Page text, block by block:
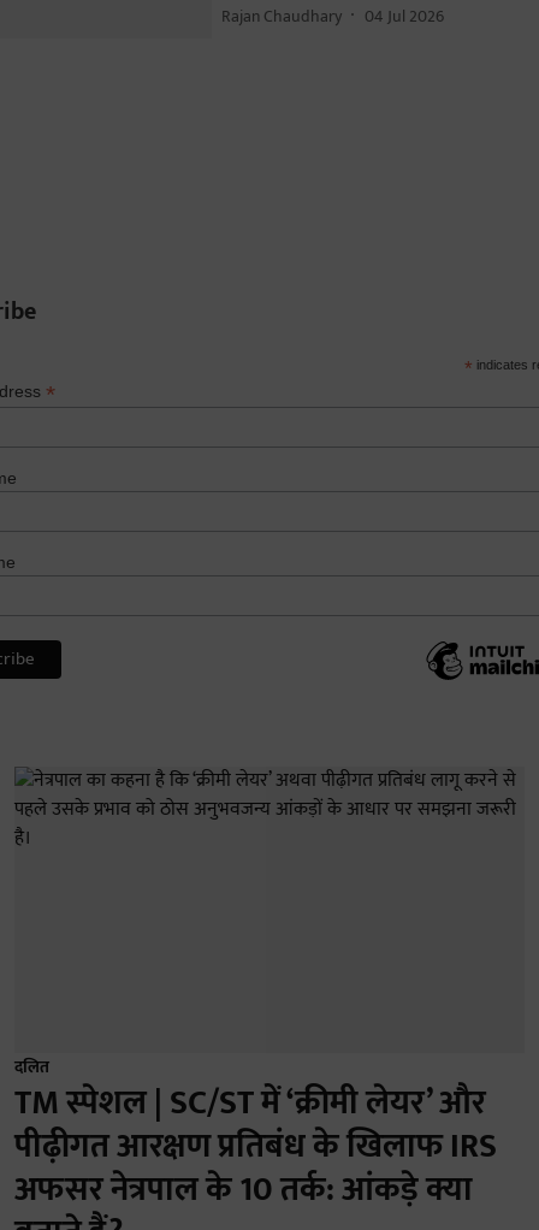
Rajan Chaudhary 04 Jul 2026
* indicates
*
दलित
TM स्पेशल | SC/ST में ‘क्रीमी लेयर’ और
पीढ़ीगत आरक्षण प्रतिबंध के खिलाफ IRS
अफसर नेत्रपाल के 10 तर्क: आंकड़े क्या